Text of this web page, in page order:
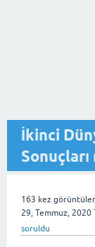
İkinci
163 kez
29, Temmuz, 2020
soruldu